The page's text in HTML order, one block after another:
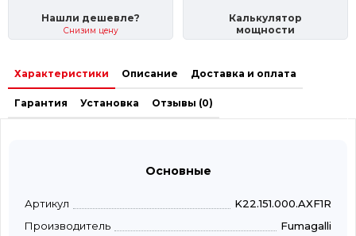
Нашли дешевле?
Снизим цену
Калькулятор
мощности
Характеристики Описание Доставка и оплата
Гарантия Установка Отзывы (0)
Основные
Артикул
K22.151.000.AXF1R
Производитель
Fumagalli